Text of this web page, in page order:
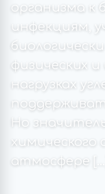
организма к
инфекциям,
физических
нагрузках
Но
химического
атмосфере […]